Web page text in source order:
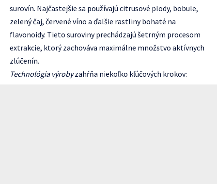
surovín. Najčastejšie sa používajú citrusové plody, bobule,
zelený čaj, červené víno a ďalšie rastliny bohaté na
flavonoidy. Tieto suroviny prechádzajú šetrným procesom
extrakcie, ktorý zachováva maximálne množstvo aktívnych
zlúčenín.
Technológia výrobyzahŕňa niekoľko kľúčových krokov: